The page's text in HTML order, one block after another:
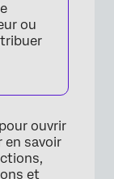
ou
ouvrir
en savoir
et